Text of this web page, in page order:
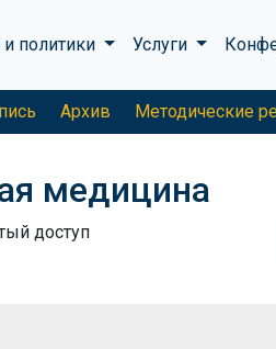
политики Услуги
Архив Методические
медицина
доступ